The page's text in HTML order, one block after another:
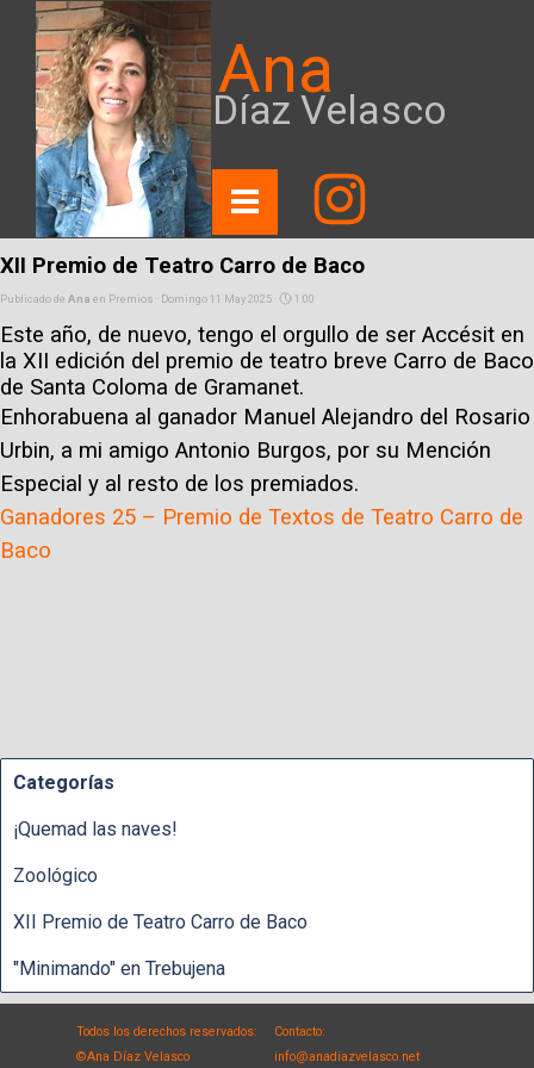
Ana
Díaz Velasco
XII Premio de Teatro Carro de Baco
Publicado de Ana en Premios · Domingo 11 May 2025 · 1:00
Este año, de nuevo, tengo el orgullo de ser Accésit en
la XII edición del premio de teatro breve Carro de Baco
de Santa Coloma de Gramanet.
Enhorabuena al ganador Manuel Alejandro del Rosario
Urbin, a mi amigo Antonio Burgos, por su Mención
Especial y al resto de los premiados.
Ganadores 25 – Premio de Textos de Teatro Carro de
Baco
Categorías
¡Quemad las naves!
Zoológico
XII Premio de Teatro Carro de Baco
"Minimando" en Trebujena
Todos los derechos reservados:
©Ana Díaz Velasco
Contacto:
info@anadiazvelasco.net